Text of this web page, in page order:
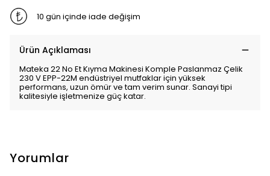
10 gün içinde iade değişim
Ürün Açıklaması
Mateka 22 No Et Kıyma Makinesi Komple Paslanmaz Çelik
230 V EPP-22M endüstriyel mutfaklar için yüksek
performans, uzun ömür ve tam verim sunar. Sanayi tipi
kalitesiyle işletmenize güç katar.
Yorumlar